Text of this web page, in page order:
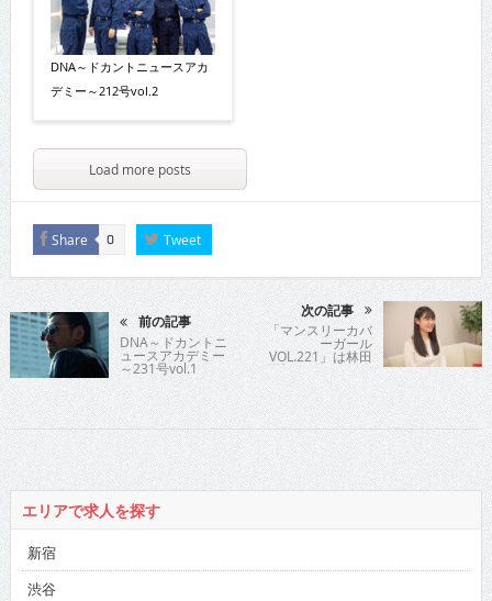
DNA～ドカントニュースアカ
デミー～212号vol.2
Load more posts
Share 0 Tweet
前の記事
DNA～ドカントニ
ュースアカデミー
～231号vol.1
次の記事
「マンスリーカバ
ーガール
VOL.221」は林田
百加さんです。
エリアで求人を探す
新宿
渋谷